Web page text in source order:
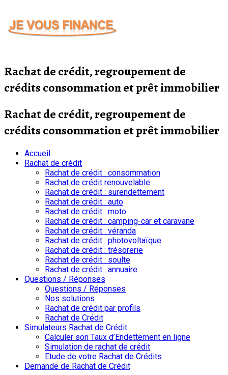
contenu
Rachat de crédit, regroupement de
crédits consommation et prêt immobilier
Rachat de crédit, regroupement de
crédits consommation et prêt immobilier
Accueil
Rachat de crédit
Rachat de crédit : consommation
Rachat de crédit renouvelable
Rachat de crédit : surendettement
Rachat de crédit : auto
Rachat de crédit : moto
Rachat de crédit : camping-car et caravane
Rachat de crédit : véranda
Rachat de crédit : photovoltaïque
Rachat de crédit : trésorerie
Rachat de crédit : soulte
Rachat de crédit : annuaire
Questions / Réponses
Questions / Réponses
Nos solutions
Rachat de crédit par profils
Rachat de Crédit
Simulateurs Rachat de Crédit
Calculer son Taux d’Endettement en ligne
Simulation de rachat de crédit
Etude de votre Rachat de Crédits
Demande de Rachat de Crédit